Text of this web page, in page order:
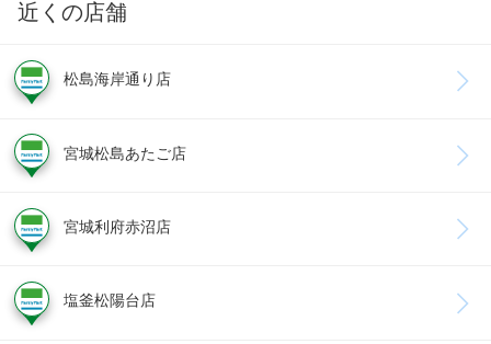
近くの店舗
松島海岸通り店
宮城松島あたご店
宮城利府赤沼店
塩釜松陽台店